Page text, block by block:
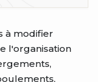
à modifier
l'organisation